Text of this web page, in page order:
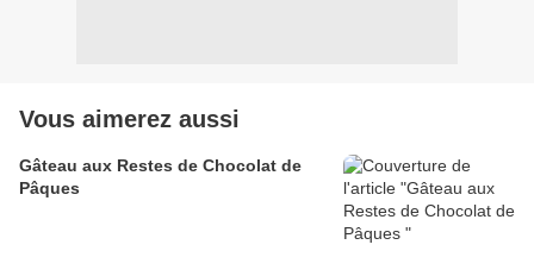
Vous aimerez aussi
Gâteau aux Restes de Chocolat de
Pâques